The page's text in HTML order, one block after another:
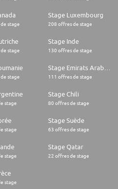
stage
Stage Luxembourg
208 offres de stage
stage
Stage Inde
130 offres de stage
stage 111 offres de stage
stage
Stage Chili
80 offres de stage
stage
Stage Suède
63 offres de stage
stage
Stage Qatar
22 offres de stage
stage